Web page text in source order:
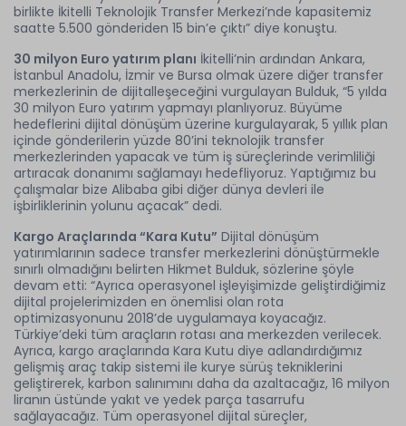
birlikte İkitelli Teknolojik Transfer Merkezi’nde kapasitemiz
saatte 5.500 gönderiden 15 bin’e çıktı” diye konuştu.
30 milyon Euro yatırım planı İkitelli’nin ardından Ankara,
İstanbul Anadolu, İzmir ve Bursa olmak üzere diğer transfer
merkezlerinin de dijitalleşeceğini vurgulayan Bulduk, “5 yılda
30 milyon Euro yatırım yapmayı planlıyoruz. Büyüme
hedeflerini dijital dönüşüm üzerine kurgulayarak, 5 yıllık plan
içinde gönderilerin yüzde 80’ini teknolojik transfer
merkezlerinden yapacak ve tüm iş süreçlerinde verimliliği
artıracak donanımı sağlamayı hedefliyoruz. Yaptığımız bu
çalışmalar bize Alibaba gibi diğer dünya devleri ile
işbirliklerinin yolunu açacak” dedi.
Kargo Araçlarında “Kara Kutu” Dijital dönüşüm
yatırımlarının sadece transfer merkezlerini dönüştürmekle
sınırlı olmadığını belirten Hikmet Bulduk, sözlerine şöyle
devam etti: “Ayrıca operasyonel işleyişimizde geliştirdiğimiz
dijital projelerimizden en önemlisi olan rota
optimizasyonunu 2018’de uygulamaya koyacağız.
Türkiye’deki tüm araçların rotası ana merkezden verilecek.
Ayrıca, kargo araçlarında Kara Kutu diye adlandırdığımız
gelişmiş araç takip sistemi ile kurye sürüş tekniklerini
geliştirerek, karbon salınımını daha da azaltacağız, 16 milyon
liranın üstünde yakıt ve yedek parça tasarrufu
sağlayacağız. Tüm operasyonel dijital süreçler,